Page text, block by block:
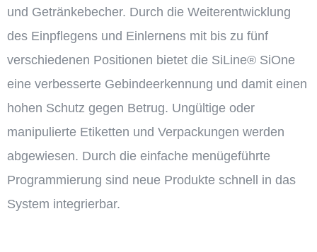
und Getränkebecher. Durch die Weiterentwicklung
des Einpflegens und Einlernens mit bis zu fünf
verschiedenen Positionen bietet die SiLine® SiOne
eine verbesserte Gebindeerkennung und damit einen
hohen Schutz gegen Betrug. Ungültige oder
manipulierte Etiketten und Verpackungen werden
abgewiesen. Durch die einfache menügeführte
Programmierung sind neue Produkte schnell in das
System integrierbar.